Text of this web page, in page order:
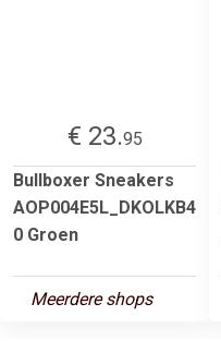
€ 23.95
Bullboxer Sneakers
AOP004E5L_DKOLKB4
0 Groen
Meerdere shops